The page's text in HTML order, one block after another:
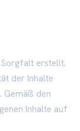
erstellt.
der Inhalte
Gemäß den
Inhalte auf